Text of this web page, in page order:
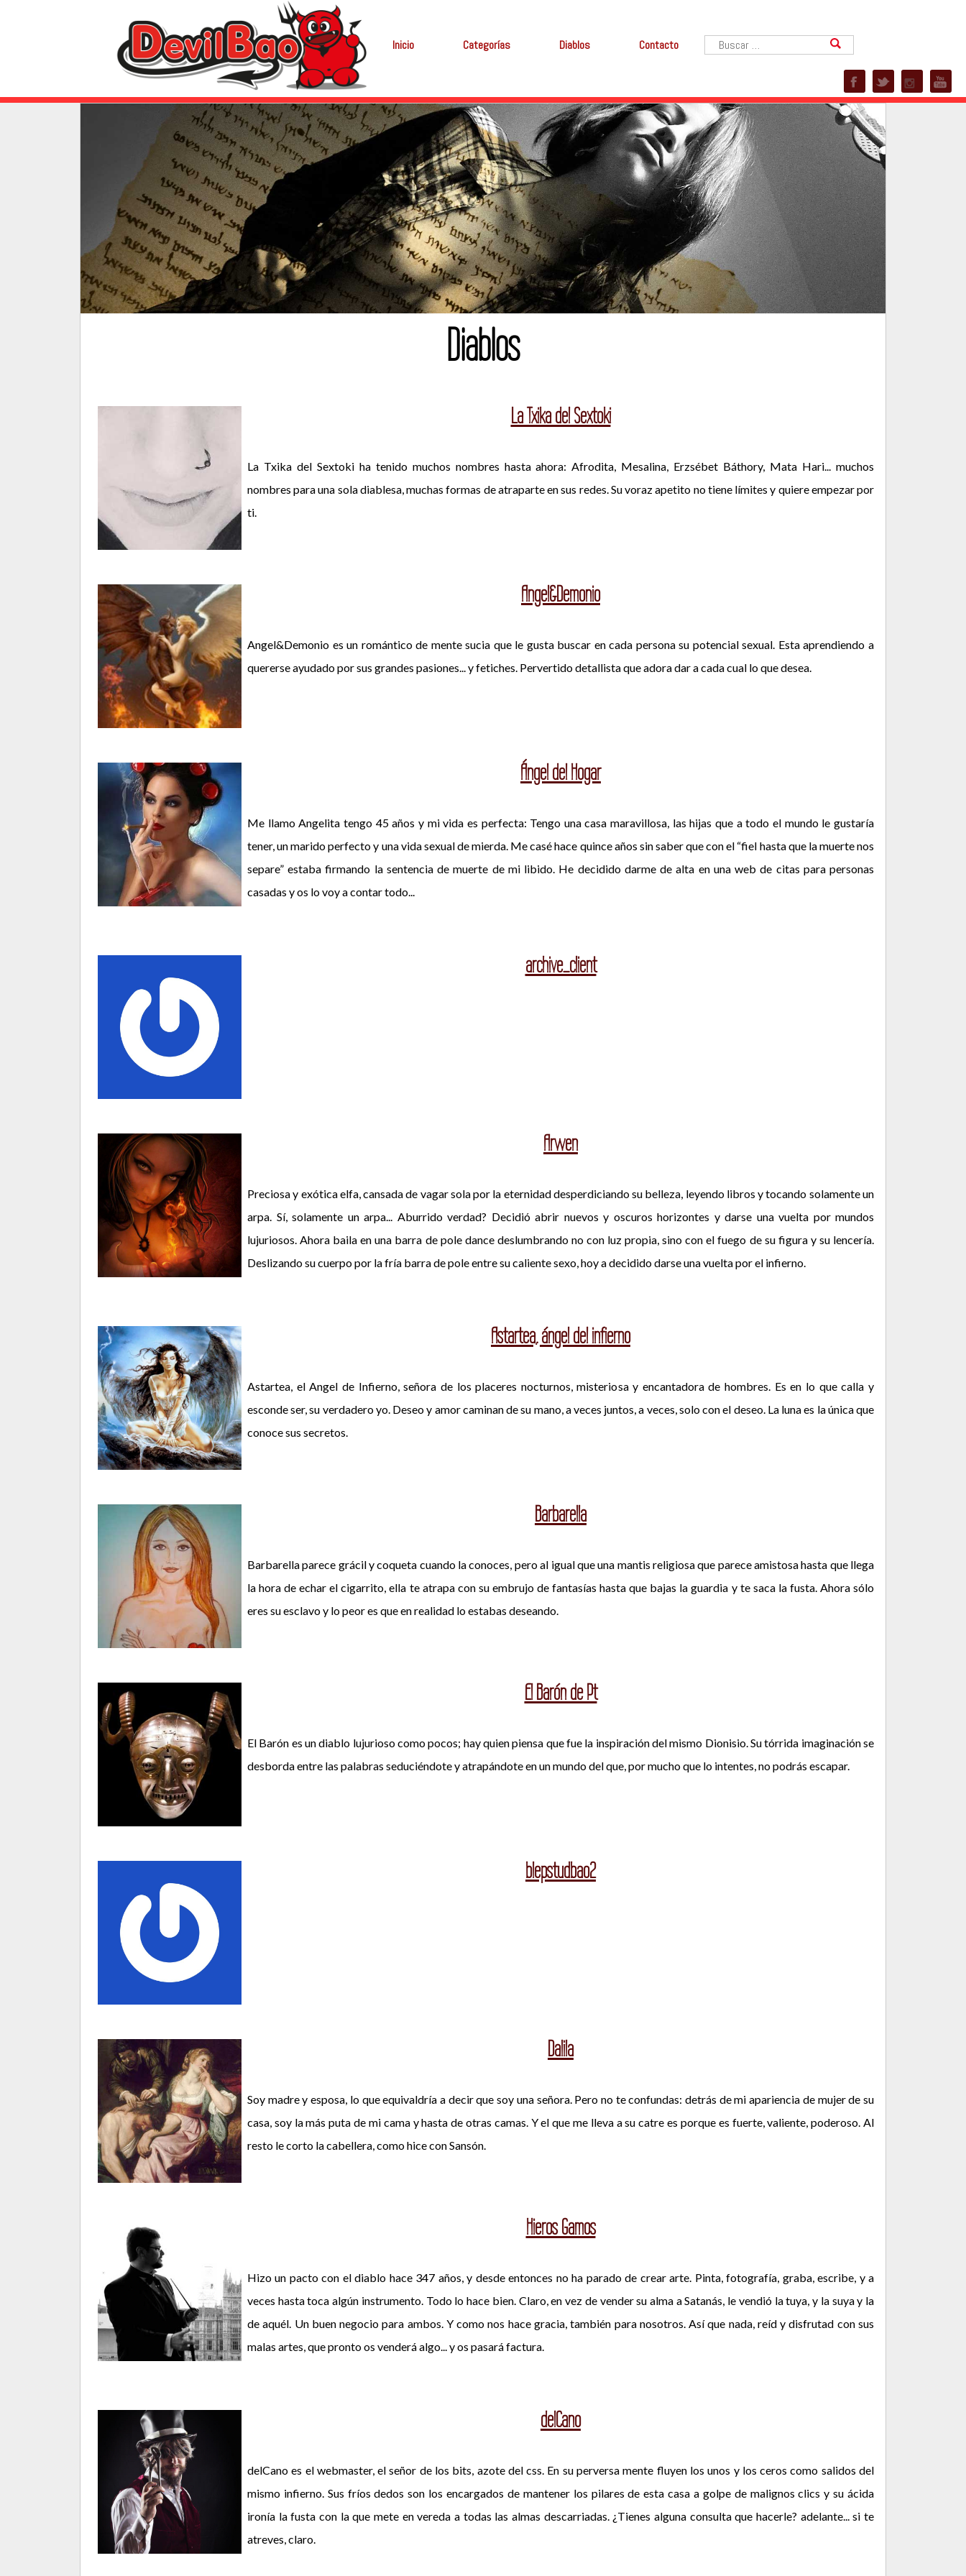
Inicio Categorías Diablos Contacto Buscar:
Diablos
La Txika del Sextoki
La Txika del Sextoki ha tenido muchos nombres hasta ahora: Afrodita, Mesalina, Erzsébet Báthory, Mata Hari... muchos
nombres para una sola diablesa, muchas formas de atraparte en sus redes. Su voraz apetito no tiene límites y quiere empezar por
ti.
Angel&Demonio
Angel&Demonio es un romántico de mente sucia que le gusta buscar en cada persona su potencial sexual. Esta aprendiendo a
quererse ayudado por sus grandes pasiones... y fetiches. Pervertido detallista que adora dar a cada cual lo que desea.
Ángel del Hogar
Me llamo Angelita tengo 45 años y mi vida es perfecta: Tengo una casa maravillosa, las hijas que a todo el mundo le gustaría
tener, un marido perfecto y una vida sexual de mierda. Me casé hace quince años sin saber que con el “fiel hasta que la muerte nos
separe” estaba firmando la sentencia de muerte de mi libido. He decidido darme de alta en una web de citas para personas
casadas y os lo voy a contar todo...
archive_client
Arwen
Preciosa y exótica elfa, cansada de vagar sola por la eternidad desperdiciando su belleza, leyendo libros y tocando solamente un
arpa. Sí, solamente un arpa... Aburrido verdad? Decidió abrir nuevos y oscuros horizontes y darse una vuelta por mundos
lujuriosos. Ahora baila en una barra de pole dance deslumbrando no con luz propia, sino con el fuego de su figura y su lencería.
Deslizando su cuerpo por la fría barra de pole entre su caliente sexo, hoy a decidido darse una vuelta por el infierno.
Astartea, ángel del infierno
Astartea, el Angel de Infierno, señora de los placeres nocturnos, misteriosa y encantadora de hombres. Es en lo que calla y
esconde ser, su verdadero yo. Deseo y amor caminan de su mano, a veces juntos, a veces, solo con el deseo. La luna es la única que
conoce sus secretos.
Barbarella
Barbarella parece grácil y coqueta cuando la conoces, pero al igual que una mantis religiosa que parece amistosa hasta que llega
la hora de echar el cigarrito, ella te atrapa con su embrujo de fantasías hasta que bajas la guardia y te saca la fusta. Ahora sólo
eres su esclavo y lo peor es que en realidad lo estabas deseando.
El Barón de Pt
El Barón es un diablo lujurioso como pocos; hay quien piensa que fue la inspiración del mismo Dionisio. Su tórrida imaginación se
desborda entre las palabras seduciéndote y atrapándote en un mundo del que, por mucho que lo intentes, no podrás escapar.
blepstudbao2
Dalila
Soy madre y esposa, lo que equivaldría a decir que soy una señora. Pero no te confundas: detrás de mi apariencia de mujer de su
casa, soy la más puta de mi cama y hasta de otras camas. Y el que me lleva a su catre es porque es fuerte, valiente, poderoso. Al
resto le corto la cabellera, como hice con Sansón.
Hieros Gamos
Hizo un pacto con el diablo hace 347 años, y desde entonces no ha parado de crear arte. Pinta, fotografía, graba, escribe, y a
veces hasta toca algún instrumento. Todo lo hace bien. Claro, en vez de vender su alma a Satanás, le vendió la tuya, y la suya y la
de aquél. Un buen negocio para ambos. Y como nos hace gracia, también para nosotros. Así que nada, reíd y disfrutad con sus
malas artes, que pronto os venderá algo... y os pasará factura.
delCano
delCano es el webmaster, el señor de los bits, azote del css. En su perversa mente fluyen los unos y los ceros como salidos del
mismo infierno. Sus fríos dedos son los encargados de mantener los pilares de esta casa a golpe de malignos clics y su ácida
ironía la fusta con la que mete en vereda a todas las almas descarriadas. ¿Tienes alguna consulta que hacerle? adelante... si te
atreves, claro.